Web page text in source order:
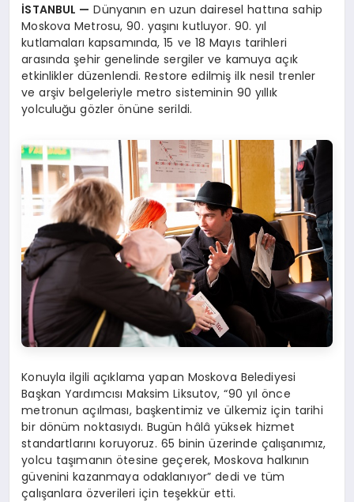
İSTANBUL — Dünyanın en uzun dairesel hattına sahip
Moskova Metrosu, 90. yaşını kutluyor. 90. yıl
kutlamaları kapsamında, 15 ve 18 Mayıs tarihleri
arasında şehir genelinde sergiler ve kamuya açık
etkinlikler düzenlendi. Restore edilmiş ilk nesil trenler
ve arşiv belgeleriyle metro sisteminin 90 yıllık
yolculuğu gözler önüne serildi.
Konuyla ilgili açıklama yapan Moskova Belediyesi
Başkan Yardımcısı Maksim Liksutov, “90 yıl önce
metronun açılması, başkentimiz ve ülkemiz için tarihi
bir dönüm noktasıydı. Bugün hâlâ yüksek hizmet
standartlarını koruyoruz. 65 binin üzerinde çalışanımız,
yolcu taşımanın ötesine geçerek, Moskova halkının
güvenini kazanmaya odaklanıyor” dedi ve tüm
çalışanlara özverileri için teşekkür etti.